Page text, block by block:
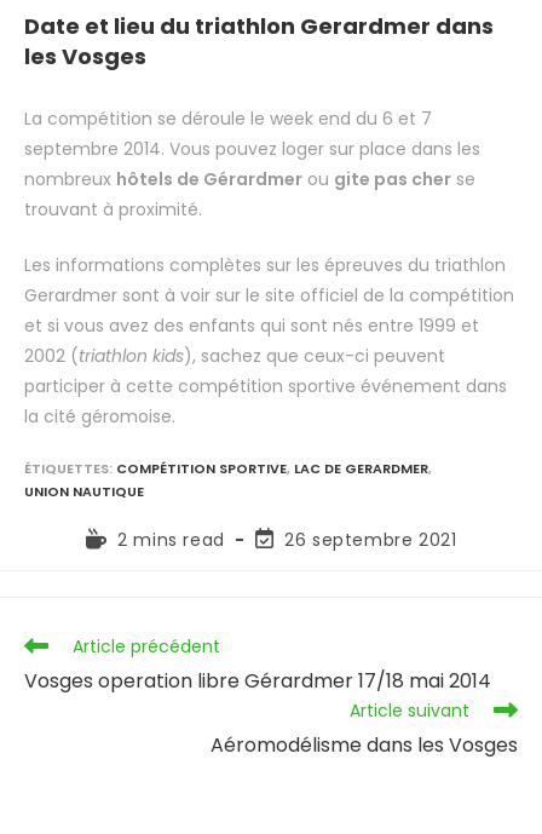
Date et lieu du triathlon Gerardmer dans
les Vosges
La compétition se déroule le week end du 6 et 7
septembre 2014. Vous pouvez loger sur place dans les
nombreux hôtels de Gérardmer ou gite pas cher se
trouvant à proximité.
Les informations complètes sur les épreuves du triathlon
Gerardmer sont à voir sur le site officiel de la compétition
et si vous avez des enfants qui sont nés entre 1999 et
2002 (triathlon kids), sachez que ceux-ci peuvent
participer à cette compétition sportive événement dans
la cité géromoise.
ÉTIQUETTES: COMPÉTITION SPORTIVE, LAC DE GERARDMER,
UNION NAUTIQUE
2 mins read 26 septembre 2021
Article précédent
Vosges operation libre Gérardmer 17/18 mai 2014
Article suivant
Aéromodélisme dans les Vosges